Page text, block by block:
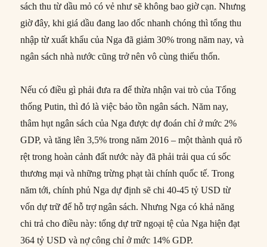
sách thu từ dầu mỏ có vẻ như sẽ không bao giờ cạn. Nhưng
giờ đây, khi giá dầu đang lao dốc nhanh chóng thì tổng thu
nhập từ xuất khẩu của Nga đã giảm 30% trong năm nay, và
ngân sách nhà nước cũng trở nên vô cùng thiếu thốn.
Nếu có điều gì phải đưa ra để thừa nhận vai trò của Tổng
thống Putin, thì đó là việc bảo tồn ngân sách. Năm nay,
thâm hụt ngân sách của Nga được dự đoán chỉ ở mức 2%
GDP, và tăng lên 3,5% trong năm 2016 – một thành quả rõ
rệt trong hoàn cảnh đất nước này đã phải trải qua cú sốc
thương mại và những trừng phạt tài chính quốc tế. Trong
năm tới, chính phủ Nga dự định sẽ chi 40-45 tỷ USD từ
vốn dự trữ để hỗ trợ ngân sách. Nhưng Nga có khả năng
chi trả cho điều này: tổng dự trữ ngoại tệ của Nga hiện đạt
364 tỷ USD và nợ công chỉ ở mức 14% GDP.